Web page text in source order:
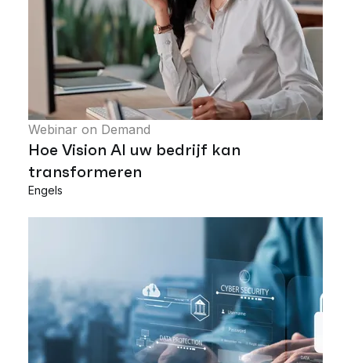
Webinar on Demand
Hoe Vision AI uw bedrijf kan
transformeren
Engels